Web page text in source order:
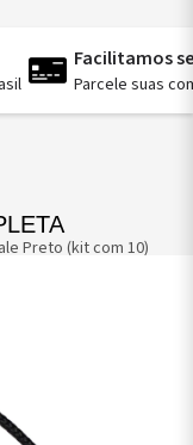
Facilitamos
Parcele suas
Preto (kit com 10)